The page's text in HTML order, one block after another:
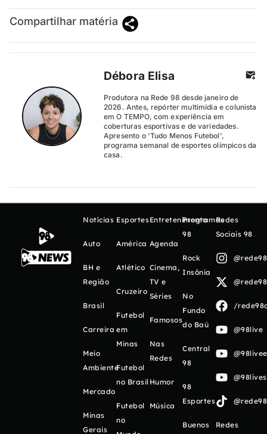
Compartilhar matéria
Débora Elisa
Produtora na Rede 98 desde janeiro de
2026. Antes, repórter multimídia e colunista
em O TEMPO, com experiência em
coberturas esportivas e de variedades.
Apresento o 'Tudo Menos Futebol',
programa semanal de esportes olímpicos da
casa.
Notícias
Auto
BH e
Região
Brasil
Carreira
Meio
Ambiente
Mercado
Minas
Gerais
Esportes
América
Atlético
Cruzeiro
Futebol
em
Minas
Futebol
no Brasil
Futebol
no
Entretenimento
Agenda
Cinema,
TV e
Séries
Famosos
Nas
Redes
Humor
Música
Programas
98
Rock
Insônia
No
Fundo
do Baú
Central
98
98
Esportes
Buenos
Redes
Sociais 98
/
@98live
Redes